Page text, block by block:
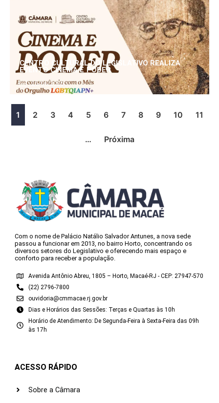
CENTRO CULTURAL DO LEGISLATIVO REALIZA
EVENTO CINEMA E PODER
25/06/2026
1 2 3 4 5 6 7 8 9 10 11
… Próxima
Com o nome de Palácio Natálio Salvador Antunes, a nova sede
passou a funcionar em 2013, no bairro Horto, concentrando os
diversos setores do Legislativo e oferecendo mais espaço e
conforto para receber a população.
Avenida Antônio Abreu, 1805 – Horto, Macaé-RJ - CEP: 27947-570
(22) 2796-7800
ouvidoria@cmmacae.rj.gov.br
Dias e Horários das Sessões: Terças e Quartas às 10h
Horário de Atendimento: De Segunda-Feira à Sexta-Feira das 09h
às 17h
ACESSO RÁPIDO
Sobre a Câmara